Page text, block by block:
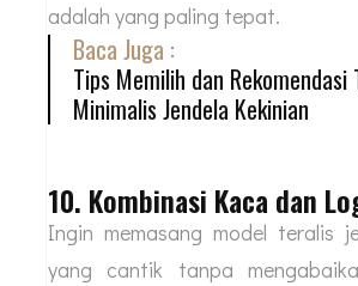
adalah yang paling tepat.
Baca Juga :
Tips Memilih dan Rekomendasi
Minimalis Jendela Kekinian
10. Kombinasi Kaca dan
Ingin memasang model teralis
yang cantik tanpa